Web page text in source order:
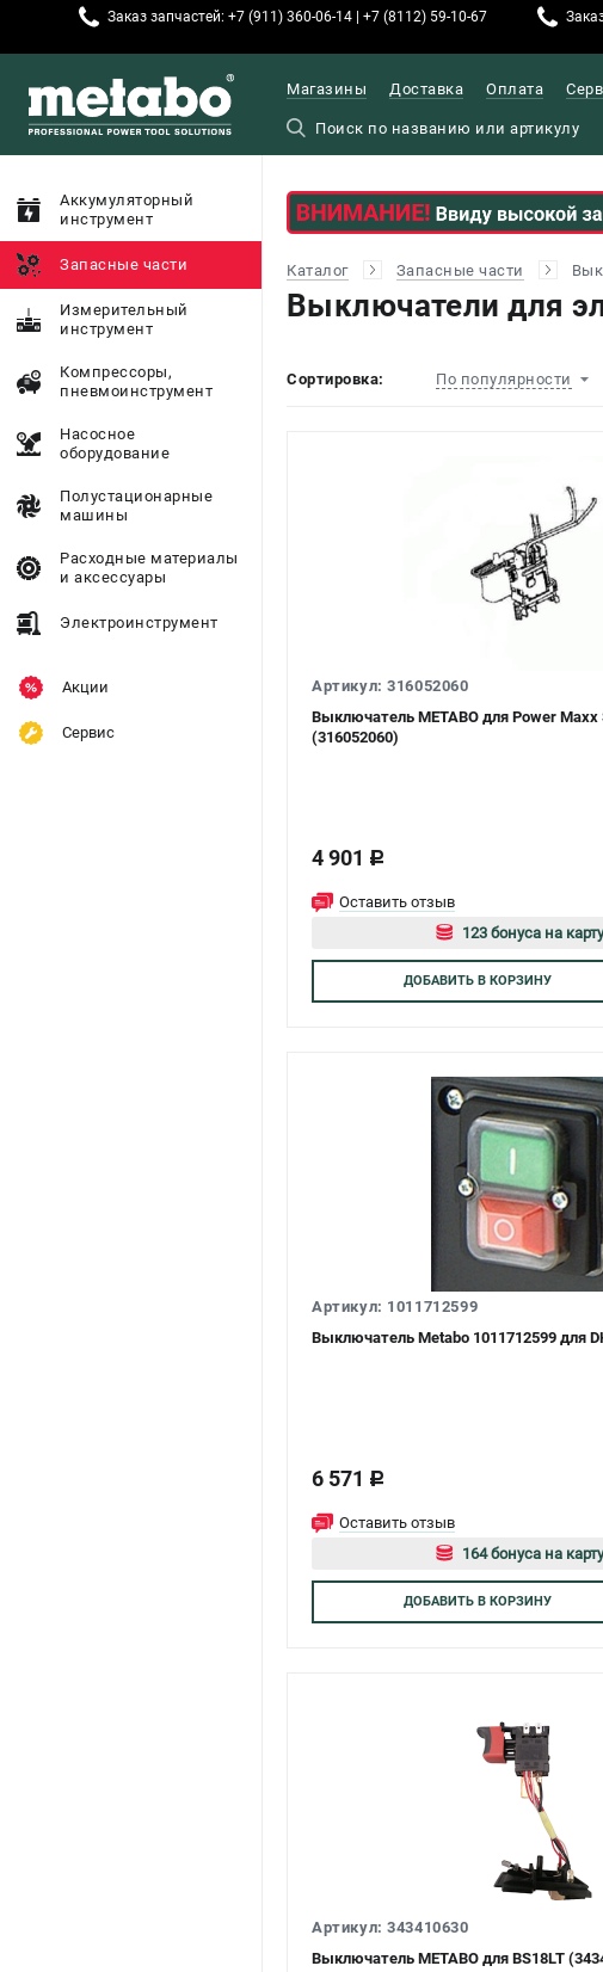
Заказ запчастей: +7 (911) 360-06-14 | +7 (8112) 59-10-67
Магазины Доставка Оплата
Аккумуляторный
инструмент
Запасные части
Измерительный
инструмент
Компрессоры,
пневмоинструмент
Насосное
оборудование
Полустационарные
машины
Расходные материалы
и аксессуары
Электроинструмент
Акции
Сервис
Каталог Запасные части
Выключатели для
Сортировка: По популярности
Артикул: 316052060
Выключатель METABO для Power Maxx
(316052060)
4 901 c
Оставить отзыв
123 бонуса на
Авторизуйтесь
ДОБАВИТЬВ КОРЗИНУ
Артикул: 1011712599
Выключатель Metabo 1011712599 для
6 571 c
Оставить отзыв
164 бонуса на
Авторизуйтесь
ДОБАВИТЬВ КОРЗИНУ
Артикул: 343410630
Выключатель METABO для BS18LT